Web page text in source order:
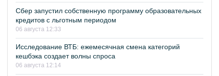
Сбер запустил собственную программу образовательных
кредитов с льготным периодом
06 августа 12:33
Исследование ВТБ: ежемесячная смена категорий
кешбэка создает волны спроса
06 августа 12:14